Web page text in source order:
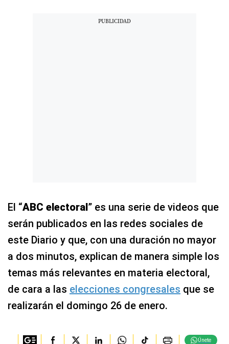
El “ABC electoral” es una serie de videos que
serán publicados en las redes sociales de
este Diario y que, con una duración no mayor
a dos minutos, explican de manera simple los
temas más relevantes en materia electoral,
de cara a las elecciones congresales que se
realizarán el domingo 26 de enero.
Únete